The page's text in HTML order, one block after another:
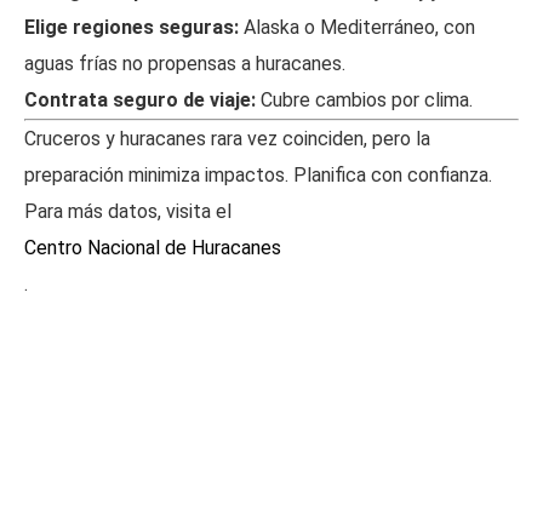
Elige regiones seguras: Alaska o Mediterráneo, con
aguas frías no propensas a huracanes.
Contrata seguro de viaje: Cubre cambios por clima.
Cruceros y huracanes rara vez coinciden, pero la
preparación minimiza impactos. Planifica con confianza.
Para más datos, visita el
Centro Nacional de Huracanes
.